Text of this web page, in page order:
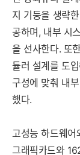
지 기둥을 생략
공하며, 내부 시
을 선사한다. 또
듈러 설계를 도
구성에 맞춰 내
했다.
고성능 하드웨어
그래픽카드와